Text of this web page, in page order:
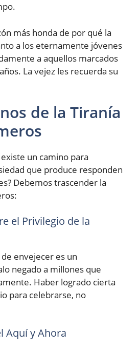
más honda de por qué la
a los eternamente jóvenes
a aquellos marcados
La vejez les recuerda su
de la Tiranía
un camino para
que produce responden
Debemos trascender la
el Privilegio de la
envejecer es un
negado a millones que
Haber logrado cierta
para celebrarse, no
Aquí y Ahora